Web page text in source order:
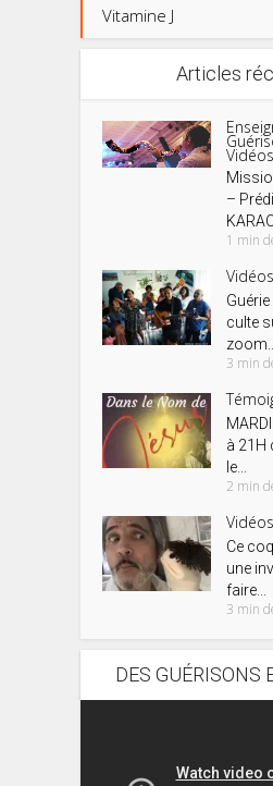
Vitamine J
Articles
Vidéos
–
1 min
Vidéos
culte
3 min
à 21H
le...
2 min
Vidéos
Ce
une
faire...
3 min
DES GUÉRISONS